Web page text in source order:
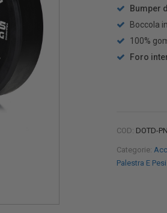
Bumper
Boccola
100%
Foro
COD: DOTD-PN
Categorie:
Palestra E